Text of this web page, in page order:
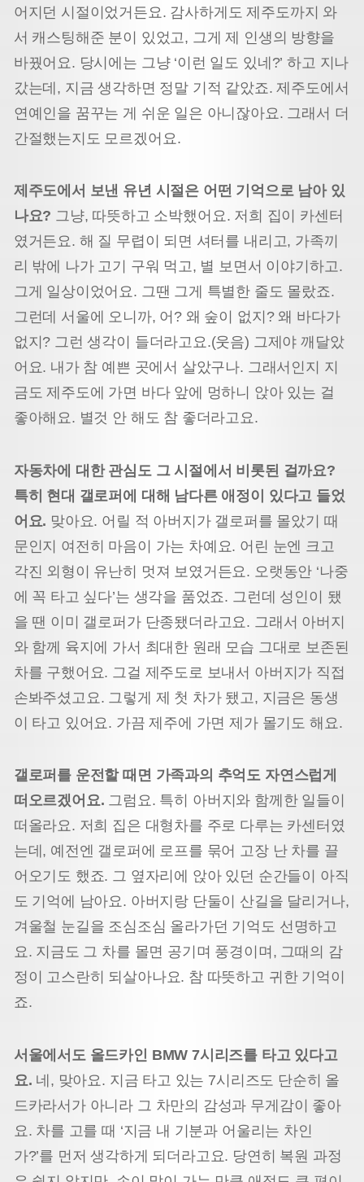
어지던 시절이었거든요. 감사하게도 제주도까지 와
서 캐스팅해준 분이 있었고, 그게 제 인생의 방향을
바꿨어요. 당시에는 그냥 ‘이런 일도 있네?’ 하고 지나
갔는데, 지금 생각하면 정말 기적 같았죠. 제주도에서
연예인을 꿈꾸는 게 쉬운 일은 아니잖아요. 그래서 더
간절했는지도 모르겠어요.
제주도에서 보낸 유년 시절은 어떤 기억으로 남아 있
나요? 그냥, 따뜻하고 소박했어요. 저희 집이 카센터
였거든요. 해 질 무렵이 되면 셔터를 내리고, 가족끼
리 밖에 나가 고기 구워 먹고, 별 보면서 이야기하고.
그게 일상이었어요. 그땐 그게 특별한 줄도 몰랐죠.
그런데 서울에 오니까, 어? 왜 숲이 없지? 왜 바다가
없지? 그런 생각이 들더라고요.(웃음) 그제야 깨달았
어요. 내가 참 예쁜 곳에서 살았구나. 그래서인지 지
금도 제주도에 가면 바다 앞에 멍하니 앉아 있는 걸
좋아해요. 별것 안 해도 참 좋더라고요.
자동차에 대한 관심도 그 시절에서 비롯된 걸까요?
특히 현대 갤로퍼에 대해 남다른 애정이 있다고 들었
어요. 맞아요. 어릴 적 아버지가 갤로퍼를 몰았기 때
문인지 여전히 마음이 가는 차예요. 어린 눈엔 크고
각진 외형이 유난히 멋져 보였거든요. 오랫동안 ‘나중
에 꼭 타고 싶다’는 생각을 품었죠. 그런데 성인이 됐
을 땐 이미 갤로퍼가 단종됐더라고요. 그래서 아버지
와 함께 육지에 가서 최대한 원래 모습 그대로 보존된
차를 구했어요. 그걸 제주도로 보내서 아버지가 직접
손봐주셨고요. 그렇게 제 첫 차가 됐고, 지금은 동생
이 타고 있어요. 가끔 제주에 가면 제가 몰기도 해요.
갤로퍼를 운전할 때면 가족과의 추억도 자연스럽게
떠오르겠어요. 그럼요. 특히 아버지와 함께한 일들이
떠올라요. 저희 집은 대형차를 주로 다루는 카센터였
는데, 예전엔 갤로퍼에 로프를 묶어 고장 난 차를 끌
어오기도 했죠. 그 옆자리에 앉아 있던 순간들이 아직
도 기억에 남아요. 아버지랑 단둘이 산길을 달리거나,
겨울철 눈길을 조심조심 올라가던 기억도 선명하고
요. 지금도 그 차를 몰면 공기며 풍경이며, 그때의 감
정이 고스란히 되살아나요. 참 따뜻하고 귀한 기억이
죠.
서울에서도 올드카인 BMW 7시리즈를 타고 있다고
요. 네, 맞아요. 지금 타고 있는 7시리즈도 단순히 올
드카라서가 아니라 그 차만의 감성과 무게감이 좋아
요. 차를 고를 때 ‘지금 내 기분과 어울리는 차인
가?’를 먼저 생각하게 되더라고요. 당연히 복원 과정